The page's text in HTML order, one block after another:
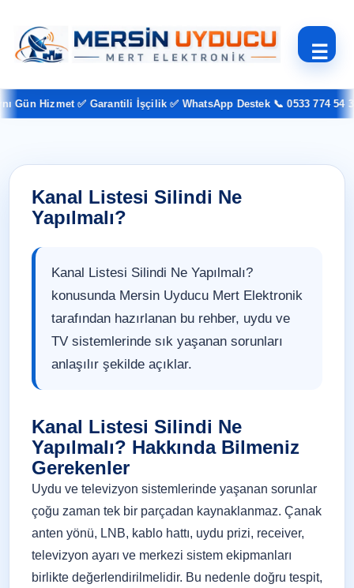
☰
Hizmet ✅ Garantili İşçilik ✅ WhatsApp Destek 📞 0533 774 54 37
Kanal Listesi Silindi Ne
Yapılmalı?
Kanal Listesi Silindi Ne Yapılmalı?
konusunda Mersin Uyducu Mert Elektronik
tarafından hazırlanan bu rehber, uydu ve
TV sistemlerinde sık yaşanan sorunları
anlaşılır şekilde açıklar.
Kanal Listesi Silindi Ne
Yapılmalı? Hakkında Bilmeniz
Gerekenler
Uydu ve televizyon sistemlerinde yaşanan sorunlar
çoğu zaman tek bir parçadan kaynaklanmaz. Çanak
anten yönü, LNB, kablo hattı, uydu prizi, receiver,
televizyon ayarı ve merkezi sistem ekipmanları
birlikte değerlendirilmelidir. Bu nedenle doğru tespit,